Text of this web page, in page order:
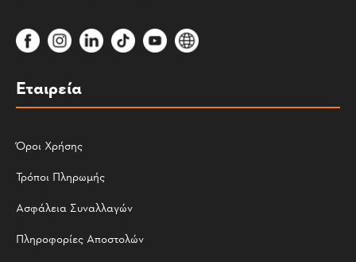
Εταιρεία
Όροι Χρήσης
Τρόποι Πληρωμής
Ασφάλεια Συναλλαγών
Πληροφορίες Αποστολών